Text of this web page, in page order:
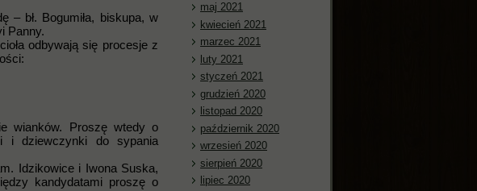
– bł. Bogumiła, biskupa, w
Panny.
odbywają się procesje z
wianków. Proszę wtedy o
i dziewczynki do sypania
Idzikowice i Iwona Suska,
kandydatami proszę o
maj 2021
kwiecień 2021
marzec 2021
luty 2021
styczeń 2021
grudzień 2020
listopad 2020
październik 2020
wrzesień 2020
sierpień 2020
lipiec 2020